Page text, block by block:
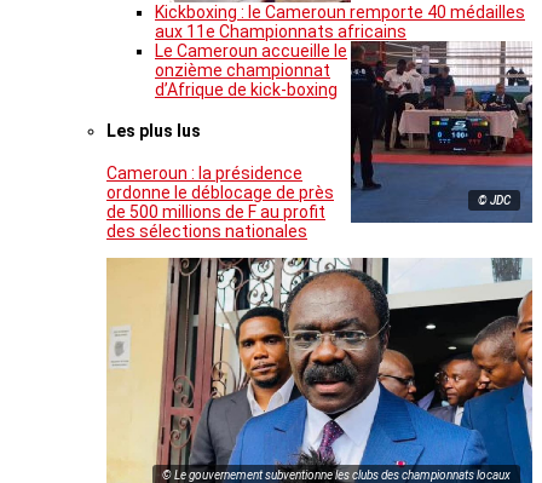
Kickboxing : le Cameroun remporte 40 médailles
aux 11e Championnats africains
© JDC
Le Cameroun accueille le
onzième championnat
d’Afrique de kick-boxing
Les plus lus
Cameroun : la présidence
ordonne le déblocage de près
de 500 millions de F au profit
des sélections nationales
© Le gouvernement subventionne les clubs des championnats locaux